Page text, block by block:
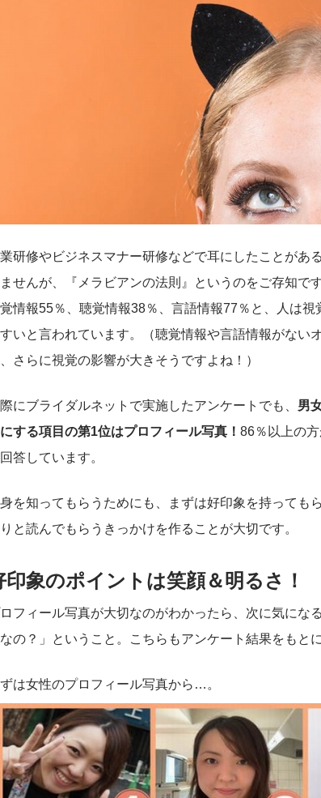
研修やビジネスマナー研修などで耳にしたことがあ
せんが、『メラビアンの法則』というのをご存知で
情報55％、聴覚情報38％、言語情報77％と、人は
いと言われています。（聴覚情報や言語情報がない
さらに視覚の影響が大きそうですよね！）
にブライダルネットで実施したアンケートでも、 男
する項目の第1位はプロフィール写真！ 86％以上の
答しています。
を知ってもらうためにも、まずは好印象を持っても
と読んでもらうきっかけを作ることが大切です。
印象のポイントは笑顔＆明るさ！
フィール写真が大切なのがわかったら、次に気にな
の？」ということ。こちらもアンケート結果をもと
は女性のプロフィール写真から…。